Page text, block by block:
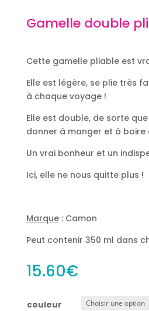
Gamelle double
Cette gamelle pliable est
Elle est légère, se plie très
à chaque voyage !
Elle est double, de sorte
donner à manger et à boire
Un vrai bonheur et un
Ici, elle ne nous quitte plus !
Marque: Camon
Peut contenir 350 ml dans
15.60€
couleur